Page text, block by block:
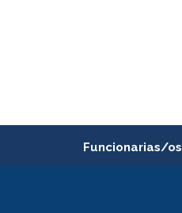
Funcionarias/os